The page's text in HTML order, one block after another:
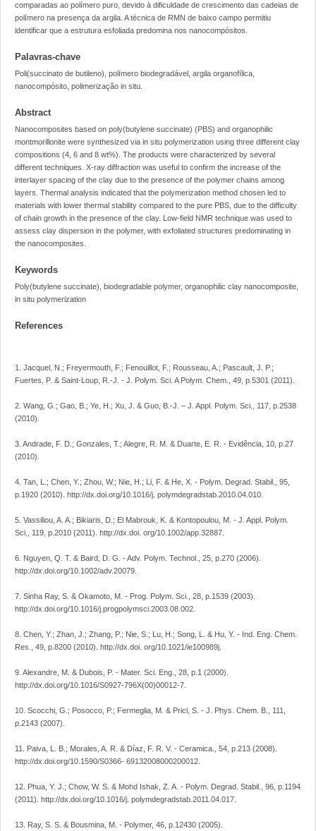
comparadas ao polímero puro, devido à dificuldade de crescimento das cadeias de
polímero na presença da argila. A técnica de RMN de baixo campo permitiu
identificar que a estrutura esfoliada predomina nos nanocompósitos.
Palavras-chave
Poli(succinato de butileno), polímero biodegradável, argila organofílica,
nanocompósito, polimerização in situ.
Abstract
Nanocomposites based on poly(butylene succinate) (PBS) and organophilic
montmorillonite were synthesized via in situ polymerization using three different clay
compositions (4, 6 and 8 wt%). The products were characterized by several
different techniques. X-ray diffraction was useful to confirm the increase of the
interlayer spacing of the clay due to the presence of the polymer chains among
layers. Thermal analysis indicated that the polymerization method chosen led to
materials with lower thermal stability compared to the pure PBS, due to the difficulty
of chain growth in the presence of the clay. Low-field NMR technique was used to
assess clay dispersion in the polymer, with exfoliated structures predominating in
the nanocomposites.
Keywords
Poly(butylene succinate), biodegradable polymer, organophilic clay nanocomposite,
in situ polymerization
References
1. Jacquel, N.; Freyermouth, F.; Fenouillot, F.; Rousseau, A.; Pascault, J. P.;
Fuertes, P. & Saint-Loup, R.-J. - J. Polym. Sci. A Polym. Chem., 49, p.5301 (2011).
2. Wang, G.; Gao, B.; Ye, H.; Xu, J. & Guo, B.-J. – J. Appl. Polym. Sci., 117, p.2538
(2010).
3. Andrade, F. D.; Gonzales, T.; Alegre, R. M. & Duarte, E. R. - Evidência, 10, p.27
(2010).
4. Tan, L.; Chen, Y.; Zhou, W.; Nie, H.; Li, F. & He, X. - Polym. Degrad. Stabil., 95,
p.1920 (2010). http://dx.doi.org/10.1016/j. polymdegradstab.2010.04.010.
5. Vassiliou, A. A.; Bikiaris, D.; El Mabrouk, K. & Kontopoulou, M. - J. Appl. Polym.
Sci., 119, p.2010 (2011). http://dx.doi. org/10.1002/app.32887.
6. Nguyen, Q. T. & Baird, D. G. - Adv. Polym. Technol., 25, p.270 (2006).
http://dx.doi.org/10.1002/adv.20079.
7. Sinha Ray, S. & Okamoto, M. - Prog. Polym. Sci., 28, p.1539 (2003).
http://dx.doi.org/10.1016/j.progpolymsci.2003.08.002.
8. Chen, Y.; Zhan, J.; Zhang, P.; Nie, S.; Lu, H.; Song, L. & Hu, Y. - Ind. Eng. Chem.
Res., 49, p.8200 (2010). http://dx.doi. org/10.1021/ie100989j.
9. Alexandre, M. & Dubois, P. - Mater. Sci. Eng., 28, p.1 (2000).
http://dx.doi.org/10.1016/S0927-796X(00)00012-7.
10. Scocchi, G.; Posocco, P.; Fermeglia, M. & Pricl, S. - J. Phys. Chem. B., 111,
p.2143 (2007).
11. Paiva, L. B.; Morales, A. R. & Díaz, F. R. V. - Ceramica., 54, p.213 (2008).
http://dx.doi.org/10.1590/S0366- 69132008000200012.
12. Phua, Y. J.; Chow, W. S. & Mohd Ishak, Z. A. - Polym. Degrad. Stabil., 96, p.1194
(2011). http://dx.doi.org/10.1016/j. polymdegradstab.2011.04.017.
13. Ray, S. S. & Bousmina, M. - Polymer, 46, p.12430 (2005).